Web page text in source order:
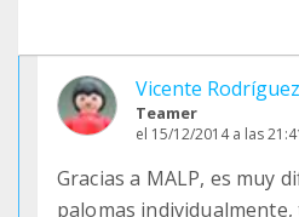
Vicente
Teamer
el 15/12/2014 a las
Gracias a MALP, es muy
palomas